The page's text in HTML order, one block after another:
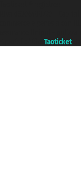
Taoticket